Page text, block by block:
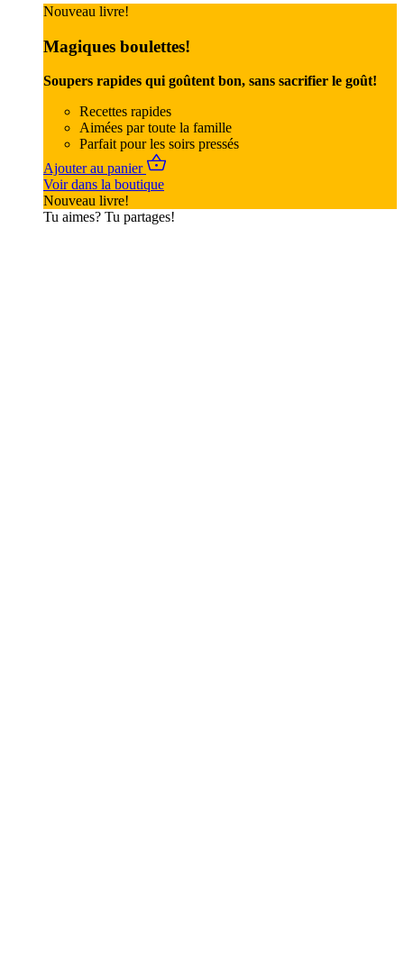
Nouveau livre!
Magiques boulettes!
Soupers rapides qui goûtent bon, sans sacrifier le goût!
Recettes rapides
Aimées par toute la famille
Parfait pour les soirs pressés
Ajouter au panier
Voir dans la boutique
Nouveau livre!
Tu aimes? Tu partages!